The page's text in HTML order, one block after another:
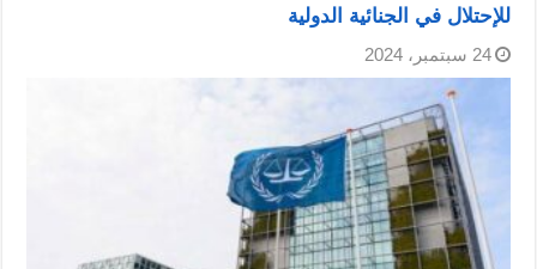
للإحتلال في الجنائية الدولية
24 سبتمبر، 2024